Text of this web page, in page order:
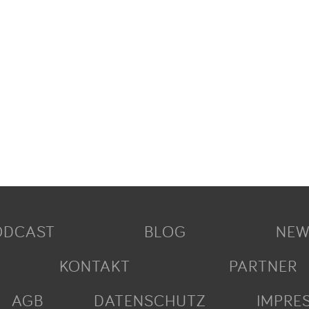
BLOG
KONTAKT
PARTNER
AGB
DATENSCHUTZ